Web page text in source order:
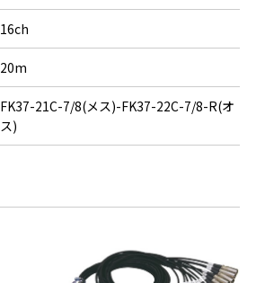
16ch
20m
FK37-21C-7/8(メス)-FK37-22C-7/8-R(オ
ス)